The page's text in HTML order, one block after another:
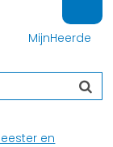
MijnHeerde
en